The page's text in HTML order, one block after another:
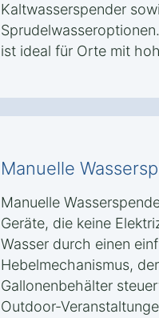
Kaltwasserspender
ist ideal für Orte mit
Manuelle
Manuelle
Geräte, die keine
Wasser durch einen
Hebelmechanismus,
Gallonenbehälter
Outdoor-